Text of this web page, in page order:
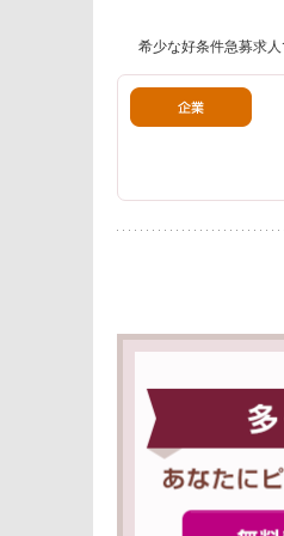
希少な好条件急募求